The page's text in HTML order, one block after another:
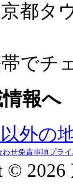
都タ
でチ
報へ
外の
わせ免責事項プラ
©